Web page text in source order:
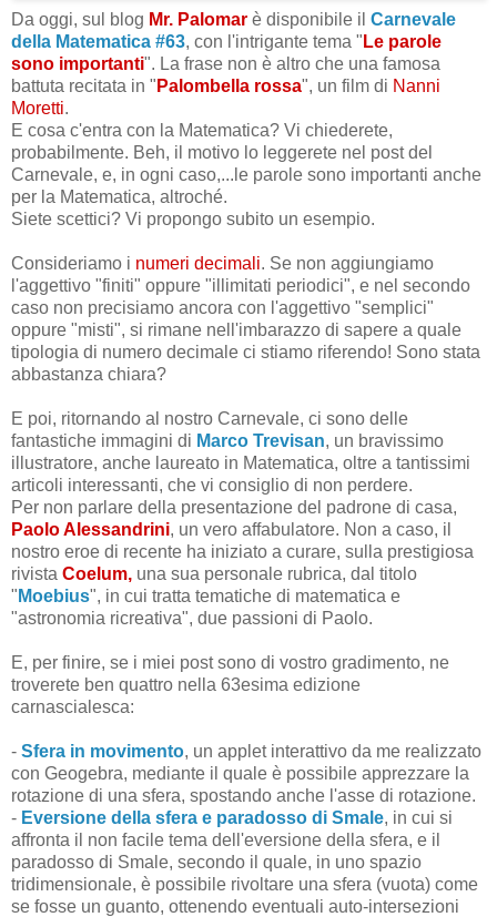
Da oggi, sul blog Mr. Palomar è disponibile il Carnevale
della Matematica #63, con l'intrigante tema " Le parole
sono importanti". La frase non è altro che una famosa
battuta recitata in " Palombella rossa", un film di Nanni
Moretti.
E cosa c'entra con la Matematica? Vi chiederete,
probabilmente. Beh, il motivo lo leggerete nel post del
Carnevale, e, in ogni caso,...le parole sono importanti anche
per la Matematica, altroché.
Siete scettici? Vi propongo subito un esempio.
Consideriamo i numeri decimali. Se non aggiungiamo
l'aggettivo "finiti" oppure "illimitati periodici", e nel secondo
caso non precisiamo ancora con l'aggettivo "semplici"
oppure "misti", si rimane nell'imbarazzo di sapere a quale
tipologia di numero decimale ci stiamo riferendo! Sono stata
abbastanza chiara?
E poi, ritornando al nostro Carnevale, ci sono delle
fantastiche immagini di Marco Trevisan, un bravissimo
illustratore, anche laureato in Matematica, oltre a tantissimi
articoli interessanti, che vi consiglio di non perdere.
Per non parlare della presentazione del padrone di casa,
Paolo Alessandrini, un vero affabulatore. Non a caso, il
nostro eroe di recente ha iniziato a curare, sulla prestigiosa
rivista Coelum, una sua personale rubrica, dal titolo
" Moebius", in cui tratta tematiche di matematica e
"astronomia ricreativa", due passioni di Paolo.
E, per finire, se i miei post sono di vostro gradimento, ne
troverete ben quattro nella 63esima edizione
carnascialesca:
- Sfera in movimento, un applet interattivo da me realizzato
con Geogebra, mediante il quale è possibile apprezzare la
rotazione di una sfera, spostando anche l'asse di rotazione.
- Eversione della sfera e paradosso di Smale, in cui si
affronta il non facile tema dell'eversione della sfera, e il
paradosso di Smale, secondo il quale, in uno spazio
tridimensionale, è possibile rivoltare una sfera (vuota) come
se fosse un guanto, ottenendo eventuali auto-intersezioni